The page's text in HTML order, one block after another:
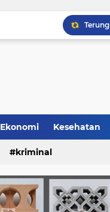
Ekonomi Kesehatan
kriminal